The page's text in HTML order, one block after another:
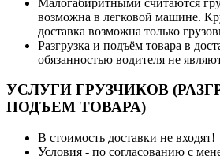
возможна в легковой машине.
доставка возможна только
Разгрузка и подъём товара в
обязанностью водителя не
УСЛУГИ ГРУЗЧИКОВ
ПОДЪЕМ ТОВАРА)
В стоимость доставки не входят!
Условия - по согласованию с